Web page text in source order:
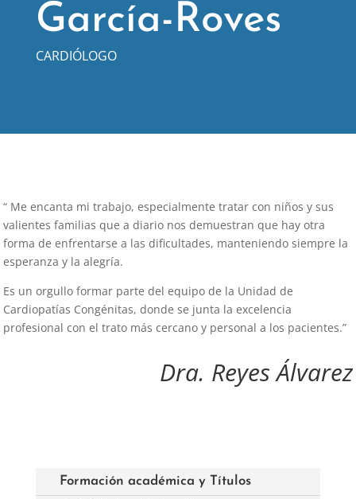
García-Roves
CARDIÓLOGO
“ Me encanta mi trabajo, especialmente tratar con niños y sus
valientes familias que a diario nos demuestran que hay otra
forma de enfrentarse a las dificultades, manteniendo siempre la
esperanza y la alegría.
Es un orgullo formar parte del equipo de la Unidad de
Cardiopatías Congénitas, donde se junta la excelencia
profesional con el trato más cercano y personal a los pacientes.”
Dra. Reyes Álvarez
Formación académica y Títulos